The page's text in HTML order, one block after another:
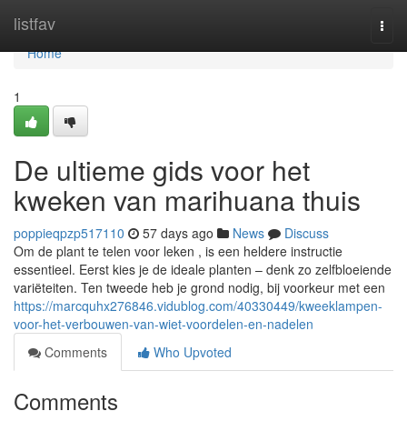
listfav
Home
Home
1
De ultieme gids voor het
kweken van marihuana thuis
poppieqpzp517110 57 days ago News
Discuss
Om de plant te telen voor leken , is een heldere instructie
essentieel. Eerst kies je de ideale planten – denk zo zelfbloeiende
variëteiten. Ten tweede heb je grond nodig, bij voorkeur met een
https://marcquhx276846.vidublog.com/40330449/kweeklampen-
voor-het-verbouwen-van-wiet-voordelen-en-nadelen
Comments
Who Upvoted
Comments